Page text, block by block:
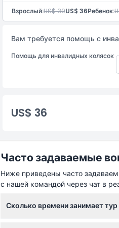
Местоположение
Взрослый:US$ 39US$ 36Ребенок:
Вам требуется помощь с
Помощь для инвалидных колясок
US$ 36
Часто задаваемые
Ниже приведены часто
с нашей командой через чат в
Сколько времени занимает